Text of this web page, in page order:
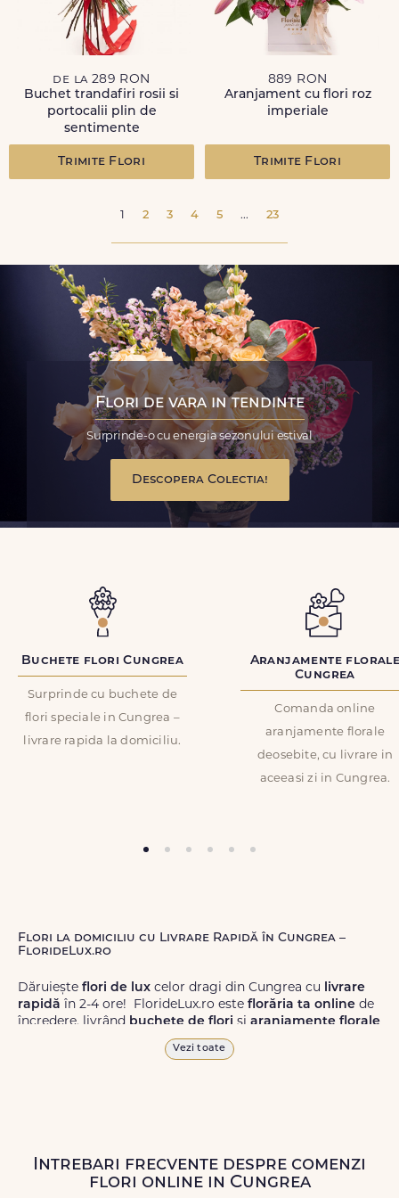
de la 289 RON
Buchet trandafiri rosii si
portocalii plin de
sentimente
Trimite Flori
889 RON
Aranjament cu flori roz
imperiale
Trimite Flori
1 2 3 4 5 ... 23
Flori de vara in tendinte
Surprinde-o cu energia sezonului estival
Descopera Colectia!
Buchete flori Cungrea
Surprinde cu buchete de
flori speciale in Cungrea –
livrare rapida la domiciliu.
Aranjamente
Cungrea
Comanda online
aranjamente florale
deosebite, cu livrare in
aceeasi zi in Cungrea.
Flori la domiciliu cu Livrare Rapidă în Cungrea –
FlorideLux.ro
Dăruiește flori de lux celor dragi din Cungrea cu livrare
rapidă în 2-4 ore! FlorideLux.ro este florăria ta online de
încredere, livrând buchete de flori și aranjamente florale
de calitate superioară în Cungrea și în toată România.
Livrăm buchete de florichiar și în weekend, pentru ca tu
să poți adresa un gest frumos atunci când ai nevoie.
Vezi toate
Intrebari frecvente despre comenzi
flori online in Cungrea